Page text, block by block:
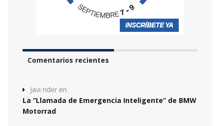
Comentarios recientes
Javi rider en
La “Llamada de Emergencia Inteligente” de BMW
Motorrad